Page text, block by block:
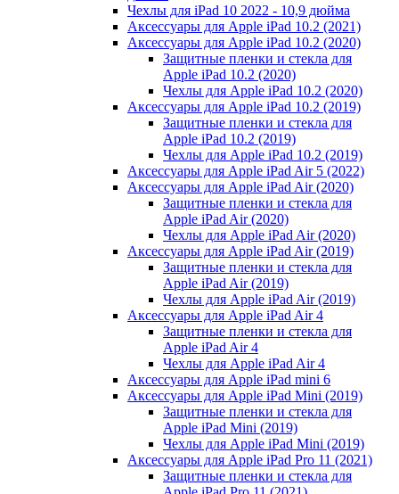
Чехлы для iPad 10 2022 - 10,9 дюйма
Аксессуары для Apple iPad 10.2 (2021)
Аксессуары для Apple iPad 10.2 (2020)
Защитные пленки и стекла для
Apple iPad 10.2 (2020)
Чехлы для Apple iPad 10.2 (2020)
Аксессуары для Apple iPad 10.2 (2019)
Защитные пленки и стекла для
Apple iPad 10.2 (2019)
Чехлы для Apple iPad 10.2 (2019)
Аксессуары для Apple iPad Air 5 (2022)
Аксессуары для Apple iPad Air (2020)
Защитные пленки и стекла для
Apple iPad Air (2020)
Чехлы для Apple iPad Air (2020)
Аксессуары для Apple iPad Air (2019)
Защитные пленки и стекла для
Apple iPad Air (2019)
Чехлы для Apple iPad Air (2019)
Аксессуары для Apple iPad Air 4
Защитные пленки и стекла для
Apple iPad Air 4
Чехлы для Apple iPad Air 4
Аксессуары для Apple iPad mini 6
Аксессуары для Apple iPad Mini (2019)
Защитные пленки и стекла для
Apple iPad Mini (2019)
Чехлы для Apple iPad Mini (2019)
Аксессуары для Apple iPad Pro 11 (2021)
Защитные пленки и стекла для